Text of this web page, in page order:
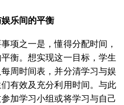
乐间的平衡
项之一是，懂得分配时间，
衡。想实现这一目标，学生
周时间表，并分清学习与娱
有效及充分利用时间。与此
加学习小组或将学习与自己